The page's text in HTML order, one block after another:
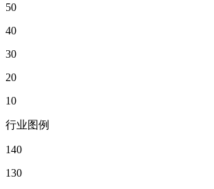
50
40
30
20
10
行业图例
140
130